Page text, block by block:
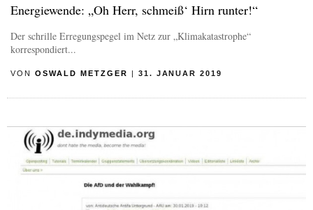
Energiewende: „Oh Herr, schmeiß‘ Hirn runter!“
Der schrille Erregungspegel im Netz zur „Klimakatastrophe“
korrespondiert...
VON OSWALD METZGER | 31. JANUAR 2019